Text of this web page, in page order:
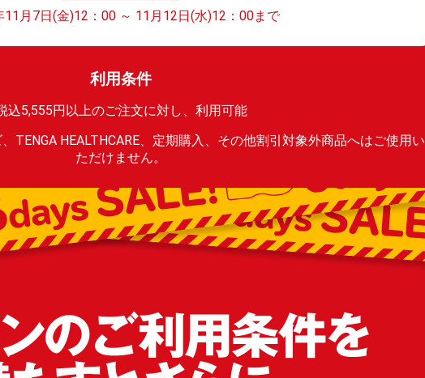
11月7日(金)12：00 ～ 11月12日(水)12：00まで
利用条件
込5,555円以上のご注文に対し、利用可能
TENGA HEALTHCARE、定期購入、その他割引対象外商品へはご使用い
ただけません。